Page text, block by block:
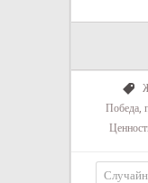
Победа,